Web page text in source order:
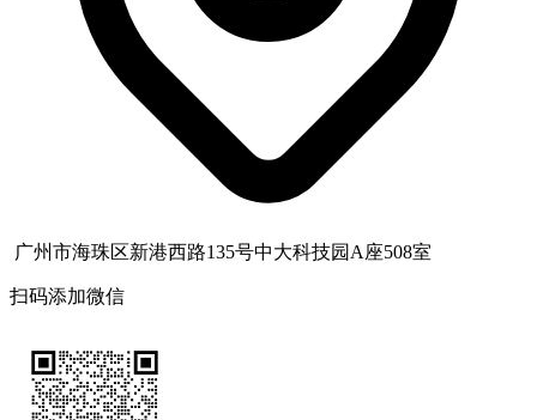
广州市海珠区新港西路135号中大科技园A座508室
扫码添加微信